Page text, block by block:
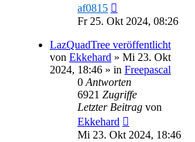
af0815
Fr 25. Okt 2024, 08:26
LazQuadTree veröffentlicht
von Ekkehard » Mi 23. Okt
2024, 18:46 » in Freepascal
0 Antworten
6921 Zugriffe
Letzter Beitrag von
Ekkehard
Mi 23. Okt 2024, 18:46